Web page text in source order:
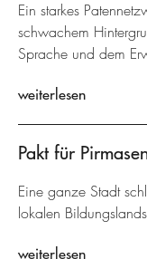
Ein starkes
schwachem
Sprache und dem
weiterlesen
Pakt für
Eine ganze Stadt
lokalen
weiterlesen